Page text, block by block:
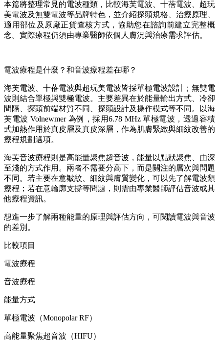
本篇將整理常見的電波種類，比較海芙電波、十蓓電波、超玩
美電波及無雙電波等品牌特色，並介紹探頭規格、治療原理、
適用部位及原廠正貨查核方式，協助您在諮詢前建立完整概
念。實際療程仍須由專業醫師依個人膚況與治療需求評估。
電波療程是什麼？和音波療程差在哪？
海芙電波、十蓓電波與超玩美電波皆採單極電波設計；無雙電
波則結合單極與雙極電波。主要差異在於能量輸出方式、冷卻
間隔、探頭前端材質不同、探頭設計及操作模式等不同。以海
芙電波 Volnewmer 為例，採用6.78 MHz 單極電波，透過容積
式加熱作用於真皮層及真皮深層，作為肌膚緊緻與細紋改善的
療程規劃選項。
海芙音波療程則是高能量聚焦超音波，能量以點狀聚焦、由深
至淺的方式作用。兩者不需要分高下，而是關注的層次與問題
不同。若主要在意皺紋、細紋與膚質變化，可以先了解電波類
療程；若在意輪廓支撐等問題，則需由專業醫師評估音波或其
他療程資訊。
想進一步了解兩種能量的原理與評估方向，可閱讀電波與音波
的差別。
比較項目
電波療程
音波療程
能量方式
單極電波（Monopolar RF）
高能量聚焦超音波（HIFU）